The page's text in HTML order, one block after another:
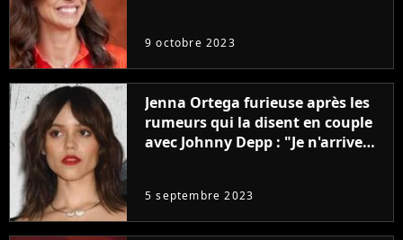
9 octobre 2023
Jenna Ortega furieuse après les
rumeurs qui la disent en couple
avec Johnny Depp : "Je n'arrive
5 septembre 2023